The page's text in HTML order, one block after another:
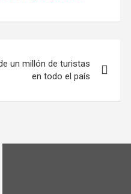
un millón de turistas
en todo el país